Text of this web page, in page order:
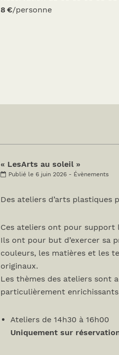
8 €/personne
« LesArts au soleil »
Publié le 6 juin 2026 - Évènements
Des ateliers d’arts plastiques
Ces ateliers ont pour support
Ils ont pour but d’exercer sa
couleurs, les matières et les
originaux.
Les thèmes des ateliers sont
particulièrement
Ateliers de 14h30 à 16h00
Uniquement sur